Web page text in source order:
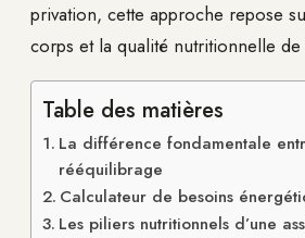
privation, cette approche repose
corps et la qualité nutritionnelle de
Table des matières
La différence fondamentale
rééquilibrage
Calculateur de besoins
Les piliers nutritionnels d’une